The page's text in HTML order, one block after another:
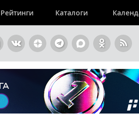
Рейтинги Каталоги